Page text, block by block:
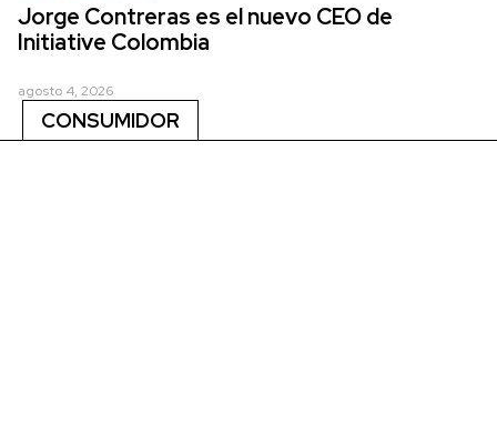
Jorge Contreras es el nuevo CEO de
Initiative Colombia
agosto 4, 2026
CONSUMIDOR